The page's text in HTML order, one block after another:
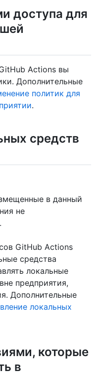
доступа для
Actions вы
Дополнительные
политик для
.
средств
в данный
не
GitHub Actions
средства
локальные
предприятия,
Дополнительные
локальных
которые
в